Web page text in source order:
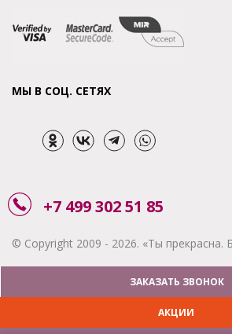
МЫ В СОЦ. СЕТЯХ
+7 499 302 51 85
© Copyright 2009 - 2026. «Ты прекрасна.
ЗАКАЗАТЬ ЗВОНОК
АКЦИИ